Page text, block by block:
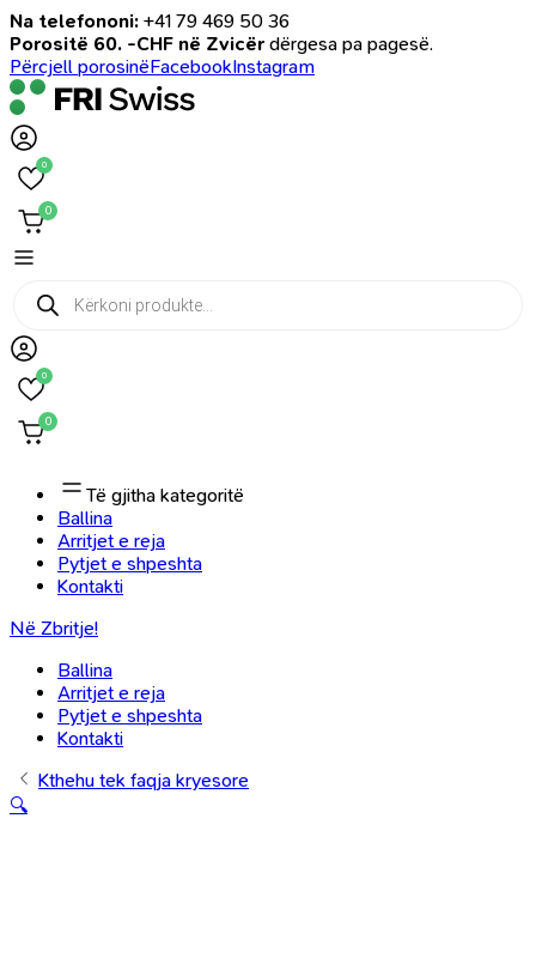
Na telefononi: +41 79 469 50 36
Porositë 60. -CHF në Zvicër dërgesa pa pagesë.
Përcjell porosinëFacebookInstagram
0
0
Products
search
0
0
Të gjitha kategoritë
Ballina
Arritjet e reja
Pytjet e shpeshta
Kontakti
Në Zbritje!
Ballina
Arritjet e reja
Pytjet e shpeshta
Kontakti
Kthehu tek faqja kryesore
🔍